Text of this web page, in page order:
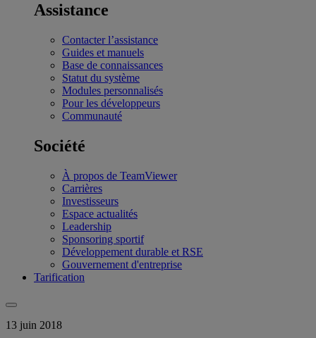
Assistance
Contacter l’assistance
Guides et manuels
Base de connaissances
Statut du système
Modules personnalisés
Pour les développeurs
Communauté
Société
À propos de TeamViewer
Carrières
Investisseurs
Espace actualités
Leadership
Sponsoring sportif
Développement durable et RSE
Gouvernement d'entreprise
Tarification
13 juin 2018